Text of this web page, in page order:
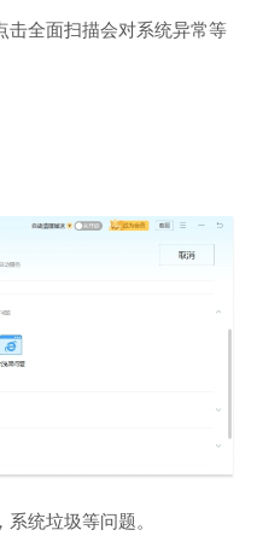
击全面扫描会对系统异常等
统垃圾等问题。